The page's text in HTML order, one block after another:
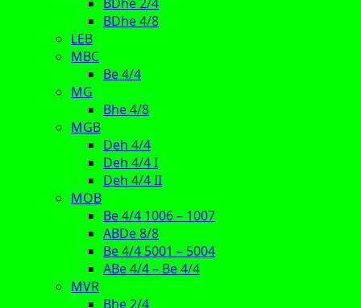
BDhe 4/8
LEB
MBC
Be 4/4
MG
Bhe 4/8
MGB
Deh 4/4
Deh 4/4 I
Deh 4/4 II
MOB
Be 4/4 1006 – 1007
ABDe 8/8
Be 4/4 5001 – 5004
ABe 4/4 – Be 4/4
MVR
Bhe 2/4